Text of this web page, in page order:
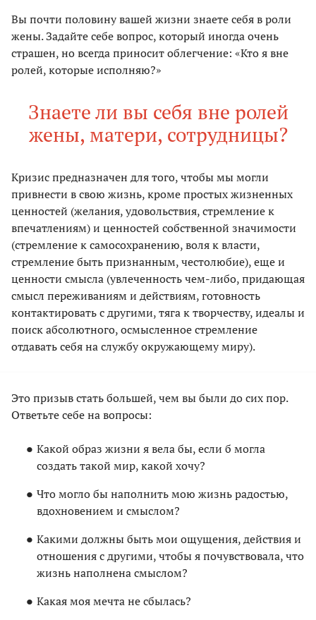
Вы почти половину вашей жизни знаете себя в роли
жены. Задайте себе вопрос, который иногда очень
страшен, но всегда приносит облегчение: «Кто я вне
ролей, которые исполняю?»
Знаете ли вы себя вне ролей
жены, матери, сотрудницы?
Кризис предназначен для того, чтобы мы могли
привнести в свою жизнь, кроме простых жизненных
ценностей (желания, удовольствия, стремление к
впечатлениям) и ценностей собственной значимости
(стремление к самосохранению, воля к власти,
стремление быть признанным, честолюбие), еще и
ценности смысла (увлеченность чем-либо, придающая
смысл переживаниям и действиям, готовность
контактировать с другими, тяга к творчеству, идеалы и
поиск абсолютного, осмысленное стремление
отдавать себя на службу окружающему миру).
Это призыв стать большей, чем вы были до сих пор.
Ответьте себе на вопросы:
Какой образ жизни я вела бы, если б могла
создать такой мир, какой хочу?
Что могло бы наполнить мою жизнь радостью,
вдохновением и смыслом?
Какими должны быть мои ощущения, действия и
отношения с другими, чтобы я почувствовала, что
жизнь наполнена смыслом?
Какая моя мечта не сбылась?